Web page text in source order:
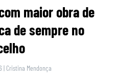
maior obra de
de sempre no
| Cristina Mendonça